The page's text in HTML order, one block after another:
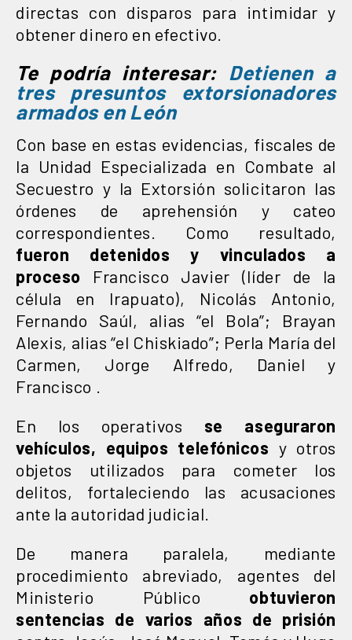
directas con disparos para intimidar y
obtener dinero en efectivo.
Te podría interesar: Detienen a
tres presuntos extorsionadores
armados en León
Con base en estas evidencias, fiscales de
la Unidad Especializada en Combate al
Secuestro y la Extorsión solicitaron las
órdenes de aprehensión y cateo
correspondientes. Como resultado,
fueron detenidos y vinculados a
proceso Francisco Javier (líder de la
célula en Irapuato), Nicolás Antonio,
Fernando Saúl, alias “el Bola”; Brayan
Alexis, alias “el Chiskiado”; Perla María del
Carmen, Jorge Alfredo, Daniel y
Francisco .
En los operativos se aseguraron
vehículos, equipos telefónicos y otros
objetos utilizados para cometer los
delitos, fortaleciendo las acusaciones
ante la autoridad judicial.
De manera paralela, mediante
procedimiento abreviado, agentes del
Ministerio Público obtuvieron
sentencias de varios años de prisión